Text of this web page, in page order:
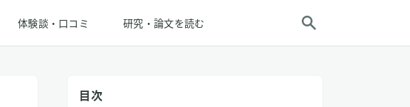
体験談・口コミ 研究・論文を読む
目次